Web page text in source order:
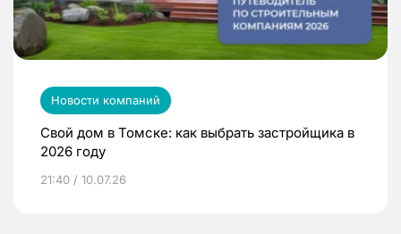
Новости компаний
Свой дом в Томске: как выбрать застройщика в
2026 году
21:40 / 10.07.26